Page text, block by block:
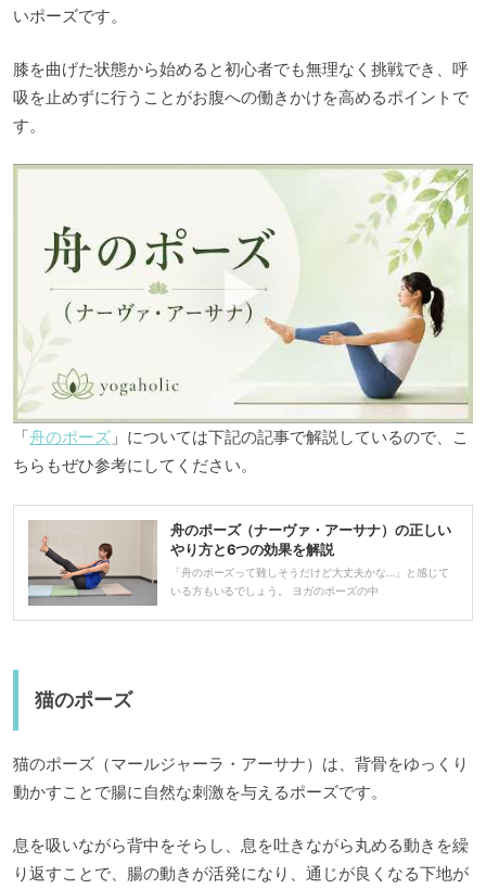
いポーズです。
膝を曲げた状態から始めると初心者でも無理なく挑戦でき、呼
吸を止めずに行うことがお腹への働きかけを高めるポイントで
す。
「舟のポーズ」については下記の記事で解説しているので、こ
ちらもぜひ参考にしてください。
舟のポーズ（ナーヴァ・アーサナ）の正しい
やり方と6つの効果を解説
「舟のポーズって難しそうだけど大丈夫かな…」と感じて
いる方もいるでしょう。 ヨガのポーズの中
猫のポーズ
猫のポーズ（マールジャーラ・アーサナ）は、背骨をゆっくり
動かすことで腸に自然な刺激を与えるポーズです。
息を吸いながら背中をそらし、息を吐きながら丸める動きを繰
り返すことで、腸の動きが活発になり、通じが良くなる下地が